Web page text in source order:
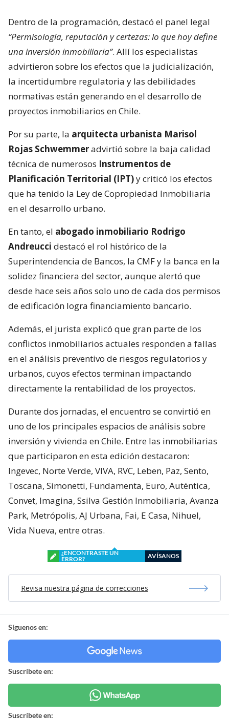
Dentro de la programación, destacó el panel legal
“Permisología, reputación y certezas: lo que hoy define
una inversión inmobiliaria”. Allí los especialistas
advirtieron sobre los efectos que la judicialización,
la incertidumbre regulatoria y las debilidades
normativas están generando en el desarrollo de
proyectos inmobiliarios en Chile.
Por su parte, la arquitecta urbanista Marisol
Rojas Schwemmeradvirtió sobre la baja calidad
técnica de numerosos Instrumentos de
Planificación Territorial (IPT)y criticó los efectos
que ha tenido la Ley de Copropiedad Inmobiliaria
en el desarrollo urbano.
En tanto, el abogado inmobiliario Rodrigo
Andreucci destacó el rol histórico de la
Superintendencia de Bancos, la CMF y la banca en la
solidez financiera del sector, aunque alertó que
desde hace seis años solo uno de cada dos permisos
de edificación logra financiamiento bancario.
Además, el jurista explicó que gran parte de los
conflictos inmobiliarios actuales responden a fallas
en el análisis preventivo de riesgos regulatorios y
urbanos, cuyos efectos terminan impactando
directamente la rentabilidad de los proyectos.
Durante dos jornadas, el encuentro se convirtió en
uno de los principales espacios de análisis sobre
inversión y vivienda en Chile. Entre las inmobiliarias
que participaron en esta edición destacaron:
Ingevec, Norte Verde, VIVA, RVC, Leben, Paz, Sento,
Toscana, Simonetti, Fundamenta, Euro, Auténtica,
Convet, Imagina, Ssilva Gestión Inmobiliaria, Avanza
Park, Metrópolis, AJ Urbana, Fai, E Casa, Nihuel,
Vida Nueva, entre otras.
¿ENCONTRASTE UN
ERROR?
AVÍSANOS
Revisa nuestra página de correcciones
Síguenos en:
Suscríbete en:
Suscríbete en: